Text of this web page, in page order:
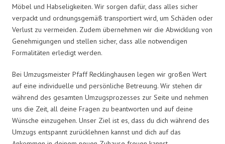
Möbel und Habseligkeiten. Wir sorgen dafür, dass alles sicher
verpackt und ordnungsgemäß transportiert wird, um Schäden oder
Verlust zu vermeiden. Zudem übernehmen wir die Abwicklung von
Genehmigungen und stellen sicher, dass alle notwendigen
Formalitäten erledigt werden.
Bei Umzugsmeister Pfaff Recklinghausen legen wir großen Wert
auf eine individuelle und persönliche Betreuung. Wir stehen dir
während des gesamten Umzugsprozesses zur Seite und nehmen
uns die Zeit, all deine Fragen zu beantworten und auf deine
Wünsche einzugehen. Unser Ziel ist es, dass du dich während des
Umzugs entspannt zurücklehnen kannst und dich auf das